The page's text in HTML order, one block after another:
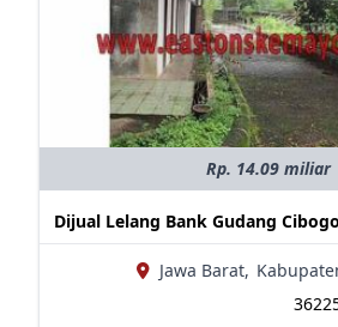
Rp. 14.09 miliar
Dijual Lelang Bank Gudang Cibogo
Jawa Barat,